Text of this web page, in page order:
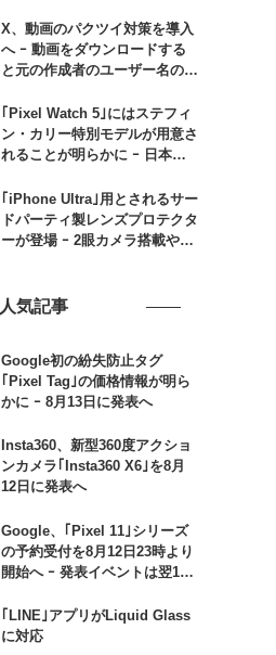
X、動画のパクツイ対策を導入
へ ｰ 動画をダウンロードする
と元の作成者のユーザー名の透
｢Pixel Watch 5｣にはステフィ
ン・カリー特別モデルが用意さ
れることが明らかに ｰ 日本で
う｢iPhone Ultra｣用とされるサー
ドパーティ製レンズプロテクタ
ーが登場 ｰ 2眼カメラ搭載や一
人気記事
Google初の紛失防止タグ
｢Pixel Tag｣の価格情報が明ら
かに ｰ 8月13日に発表へ
Insta360、新型360度アクショ
ンカメラ｢Insta360 X6｣を8月
12日に発表へ
Google、｢Pixel 11｣シリーズ
の予約受付を8月12日23時より
開始へ ｰ 発表イベントは翌13
｢LINE｣アプリがLiquid Glass
に対応